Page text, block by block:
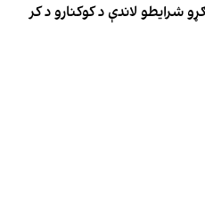
شرایطو لاندې د کوکنارو د کر